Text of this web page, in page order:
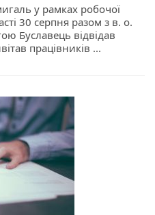
у рамках робочої
30 серпня разом з в. о.
Буславець відвідав
працівників ...